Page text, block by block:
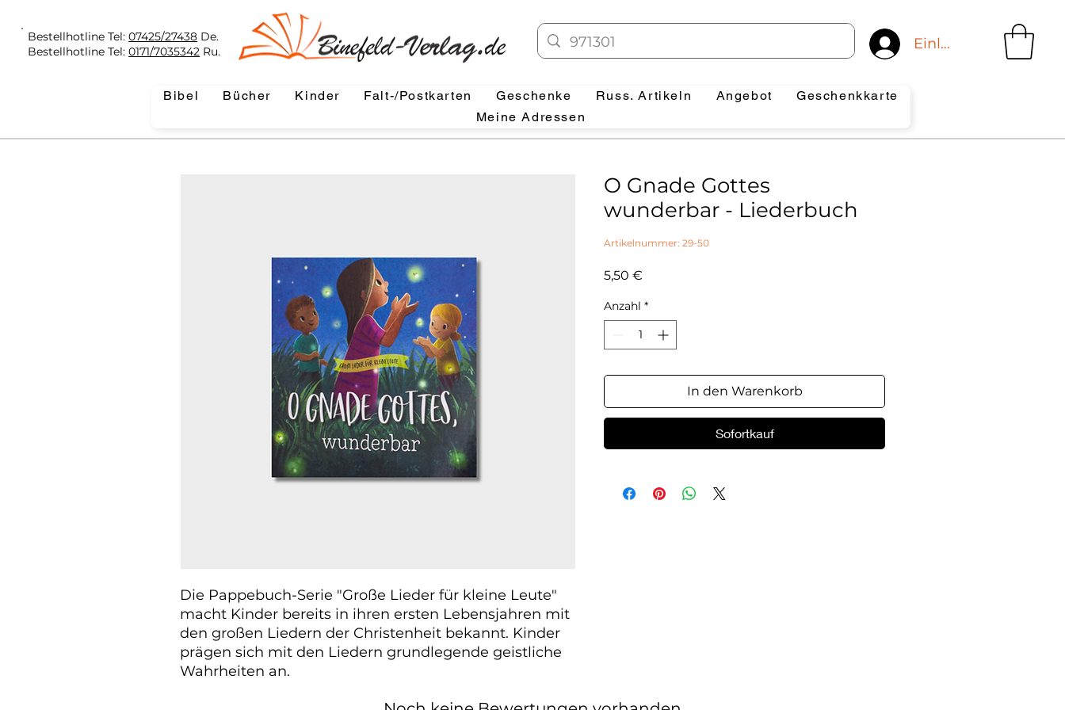
Bestellhotline Tel:07425/27438 De.
Bestellhotline Tel:0171/7035342 Ru. Einloggen
Bibel Bücher Kinder Falt-/Postkarten Geschenke Russ. Artikeln Angebot
Geschenkkarte
Meine Adressen
Die Pappebuch-Serie "Große Lieder für kleine Leute"
macht Kinder bereits in ihren ersten Lebensjahren mit
den großen Liedern der Christenheit bekannt. Kinder
prägen sich mit den Liedern grundlegende geistliche
Wahrheiten an.
O Gnade Gottes
wunderbar - Liederbuch
Artikelnummer: 29-50
5,50 €
Anzahl *
In den Warenkorb
Sofortkauf